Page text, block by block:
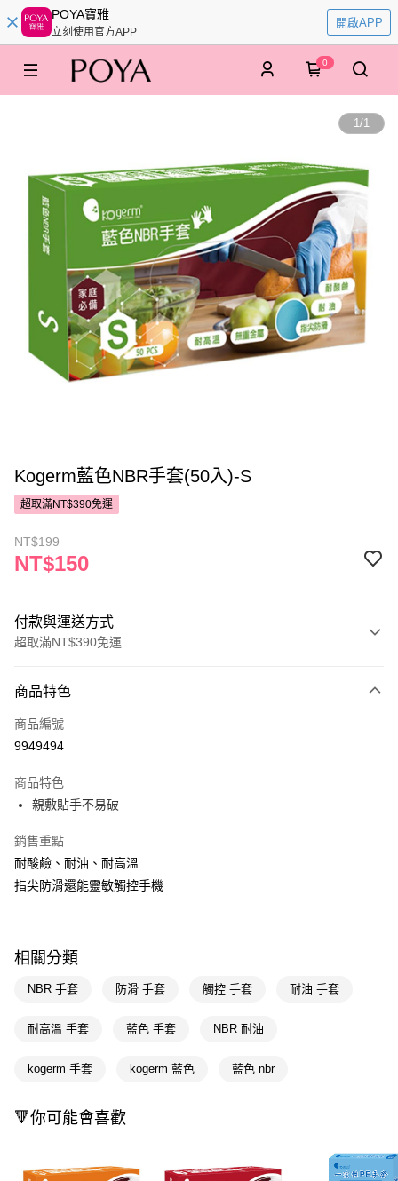
POYA寶雅
立刻使用官方APP
開啟APP
0
1/1
Kogerm藍色NBR手套(50入)-S
超取滿NT$390免運
NT$199
NT$150
付款與運送方式
超取滿NT$390免運
POYA支付
信用卡一次付款
LINE Pay
Apple Pay
街口支付
AFTEE先享後付
相關說明
AFTEE先享後付是「在收到商品之後才付款」的支付方式。 讓您購物簡單
便利好安心！
２．便利：只要手機號碼，簡訊認證，即可結帳。
【「AFTEE先享後付」結帳流程】
２．訂單成立數日內，您將收到繳費通知簡訊。
運送方式
每筆NT$65，滿NT$390(含以上)免運費
每筆NT$65，滿NT$390(含以上)免運費
商品特色
商品編號
9949494
商品特色
親敷貼手不易破
銷售重點
耐酸鹼、耐油、耐高溫
指尖防滑還能靈敏觸控手機
相關分類
NBR 手套 防滑 手套 觸控 手套 耐油 手套
耐高溫 手套 藍色 手套 NBR 耐油
kogerm 手套 kogerm 藍色 藍色 nbr
🔻你可能會喜歡